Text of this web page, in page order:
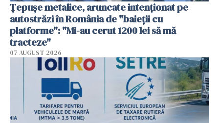
Țepușe metalice, aruncate intenționat pe
autostrăzi în România de "baieții cu
platforme": "Mi-au cerut 1200 lei să mă
tracteze"
07 AUGUST 2026